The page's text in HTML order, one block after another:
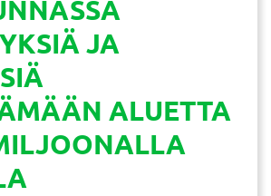
JA
ALUETTA